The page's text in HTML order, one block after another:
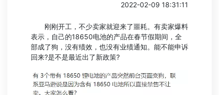
2022-02-09 18:31:11
刚刚开工，不少卖家就迎来了噩耗。有卖家爆料
表示，自己的18650电池的产品在春节假期间，全
部成了狗，没有绩效，也没有业绩通知。能不能申诉
回来?是不是最近出了新政策?